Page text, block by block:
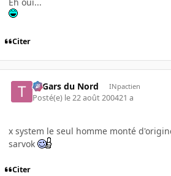
Citer
Ti Gars du Nord INpactien
Posté(e) le 22 août 200421 a
x system le seul homme monté
sarvok
Citer